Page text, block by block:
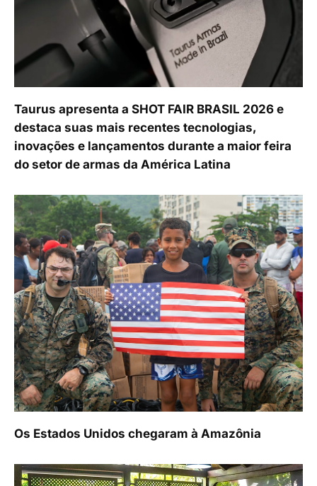
Taurus apresenta a SHOT FAIR BRASIL 2026 e
destaca suas mais recentes tecnologias,
inovações e lançamentos durante a maior feira
do setor de armas da América Latina
Os Estados Unidos chegaram à Amazônia